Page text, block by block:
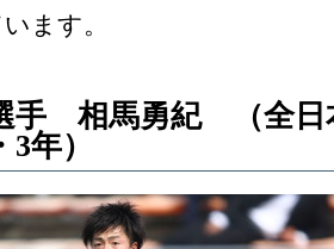
ます。
手 相馬勇紀 （全日
3年）